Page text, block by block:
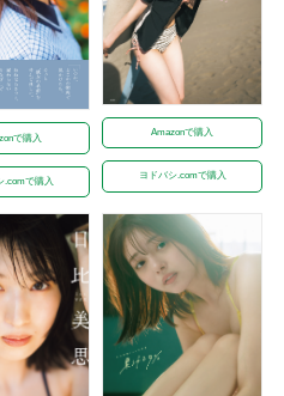
で購入
.comで購入
Amazonで購入
ヨドバシ.comで購入